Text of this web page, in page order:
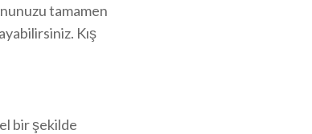
tamamen
Kış
bir şekilde